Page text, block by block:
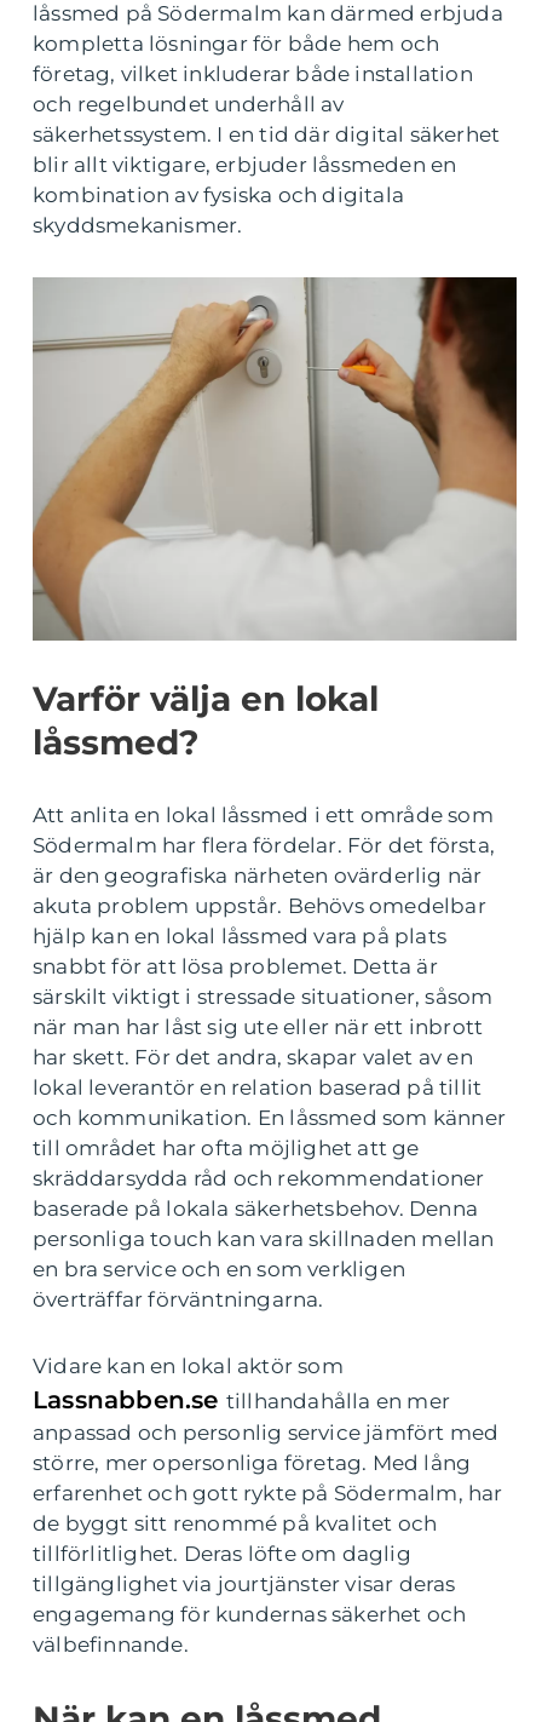
låssmed på Södermalm kan därmed erbjuda
kompletta lösningar för både hem och
företag, vilket inkluderar både installation
och regelbundet underhåll av
säkerhetssystem. I en tid där digital säkerhet
blir allt viktigare, erbjuder låssmeden en
kombination av fysiska och digitala
skyddsmekanismer.
Varför välja en lokal
låssmed?
Att anlita en lokal låssmed i ett område som
Södermalm har flera fördelar. För det första,
är den geografiska närheten ovärderlig när
akuta problem uppstår. Behövs omedelbar
hjälp kan en lokal låssmed vara på plats
snabbt för att lösa problemet. Detta är
särskilt viktigt i stressade situationer, såsom
när man har låst sig ute eller när ett inbrott
har skett. För det andra, skapar valet av en
lokal leverantör en relation baserad på tillit
och kommunikation. En låssmed som känner
till området har ofta möjlighet att ge
skräddarsydda råd och rekommendationer
baserade på lokala säkerhetsbehov. Denna
personliga touch kan vara skillnaden mellan
en bra service och en som verkligen
överträffar förväntningarna.
Vidare kan en lokal aktör som
Lassnabben.se tillhandahålla en mer
anpassad och personlig service jämfört med
större, mer opersonliga företag. Med lång
erfarenhet och gott rykte på Södermalm, har
de byggt sitt renommé på kvalitet och
tillförlitlighet. Deras löfte om daglig
tillgänglighet via jourtjänster visar deras
engagemang för kundernas säkerhet och
välbefinnande.